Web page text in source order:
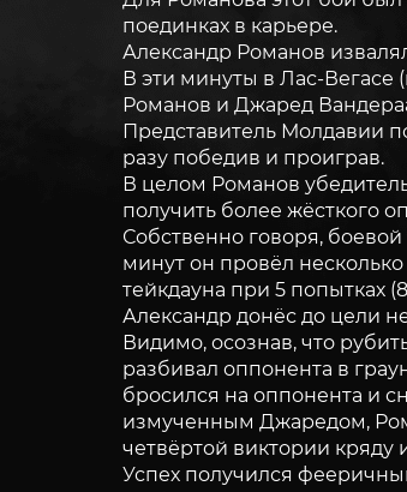
поединках в карьере.
Александр Романов
В эти минуты в Лас-Вегасе
Романов и Джаред
Представитель Молдавии
разу победив и проиграв.
В целом Романов
получить более жёсткого
Собственно говоря,
минут он провёл
тейкдауна при 5 попытках
Александр донёс до цели
Видимо, осознав, что
разбивал оппонента в
бросился на оппонента и
измученным Джаредом,
четвёртой виктории
Успех получился